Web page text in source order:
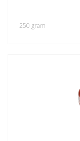
250 gram